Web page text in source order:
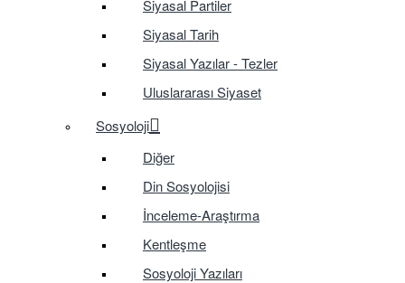
Siyasal Partiler
Siyasal Tarih
Siyasal Yazılar - Tezler
Uluslararası Siyaset
Sosyoloji
Diğer
Din Sosyolojisi
İnceleme-Araştırma
Kentleşme
Sosyoloji Yazıları